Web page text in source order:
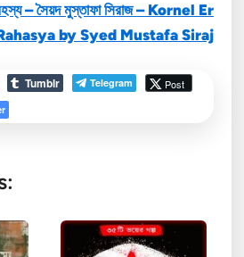
– সৈয়দ মুস্তাফা সিরাজ – Kornel Er
by Syed Mustafa Siraj
Tumblr Telegram Post